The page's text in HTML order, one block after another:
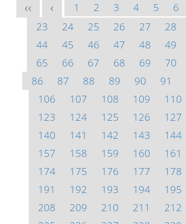
<< < 1 2 3 4 5 6
23
24 25 26 27 28
44
45 46 47 48 49
65
66 67 68 69 70
86
87 88 89 90 91
106
107 108 109 110
123
124 125 126 127
140
141 142 143 144
157
158 159 160 161
174
175 176 177 178
191
192 193 194 195
208
209 210 211 212